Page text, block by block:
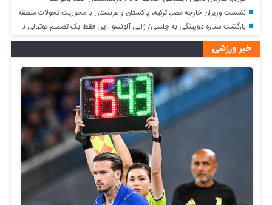
نشست وزیران خارجه مصر، ترکیه، پاکستان و عربستان با محوریت تحولات منطقه
بازگشت ستاره دوپینگی به چلسی/ ژابی آلونسو: این فقط یک تصمیم فوتبالی نبود
خبر ورزشی